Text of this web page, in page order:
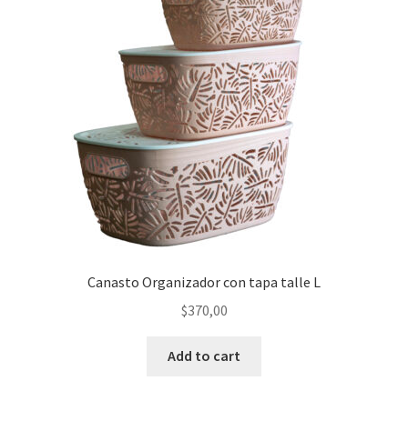
Canasto Organizador con tapa talle L
$370,00
Add to cart